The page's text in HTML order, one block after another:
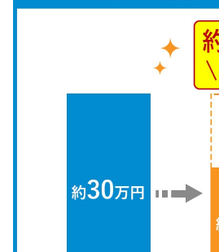
種類や特徴で探す
銀行カードロ
お金を借りる